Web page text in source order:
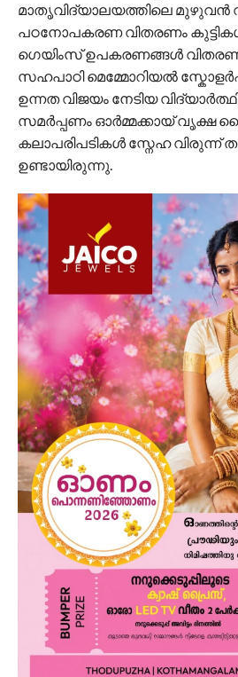
മാതൃവിദ്യാലയത്തിലെ മുഴുവൻ
പഠനോപകരണ വിതരണം
ഗെയിംസ് ഉപകരണങ്ങൾ
സഹപാഠി മെമ്മോറിയൽ
ഉന്നത വിജയം നേടിയ
സമർപ്പണം ഓർമ്മക്കായ് വൃക്ഷ
കലാപരിപടികൾ സ്നേഹ വിരുന്ന്
ഉണ്ടായിരുന്നു.